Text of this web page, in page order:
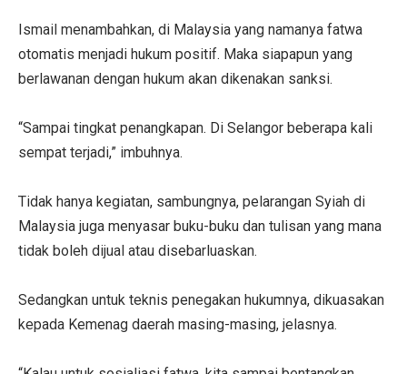
Ismail menambahkan, di Malaysia yang namanya fatwa
otomatis menjadi hukum positif. Maka siapapun yang
berlawanan dengan hukum akan dikenakan sanksi.
“Sampai tingkat penangkapan. Di Selangor beberapa kali
sempat terjadi,” imbuhnya.
Tidak hanya kegiatan, sambungnya, pelarangan Syiah di
Malaysia juga menyasar buku-buku dan tulisan yang mana
tidak boleh dijual atau disebarluaskan.
Sedangkan untuk teknis penegakan hukumnya, dikuasakan
kepada Kemenag daerah masing-masing, jelasnya.